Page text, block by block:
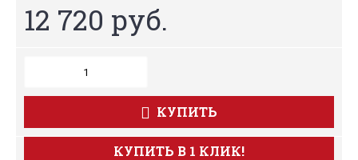
12 720 руб.
КУПИТЬ
КУПИТЬ В 1 КЛИК!